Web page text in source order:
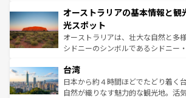
部のニューオーリンズでは、音楽と
文化が魅力。旅行者はアメリカの各
しみながら、その多様性と豊かな歴
るだろう。車でのロードトリップや
情報は
ワイ島は見逃せない。また、定番の
島だが、静かな自然を求めるならマ
おすすめ。エメラルドグリーンに輝
文化や歴史が息づいている。「アロ
人々、おいしいローカルフードやハ
ク、伝統的なフラダンスなど、すべ
っている。訪れるたびに新しい発見
オーストラリアの基本情報と観
光スポット
オーストラリアは、壮大な自然と多
シドニーのシンボルであるシドニー
リアリーフや大陸中央部にそびえる
ク）、タスマニアの美しい原生林や
ど、見どころがたくさん。また、カ
台湾
日本から約４時間ほどでたどり着く
自然が織りなす魅力的な観光地。活